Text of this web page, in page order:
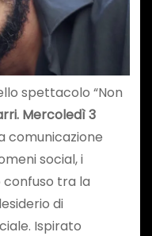
spettacolo “Non
Mercoledì 3
comunicazione
social, i
confuso tra la
di
Ispirato